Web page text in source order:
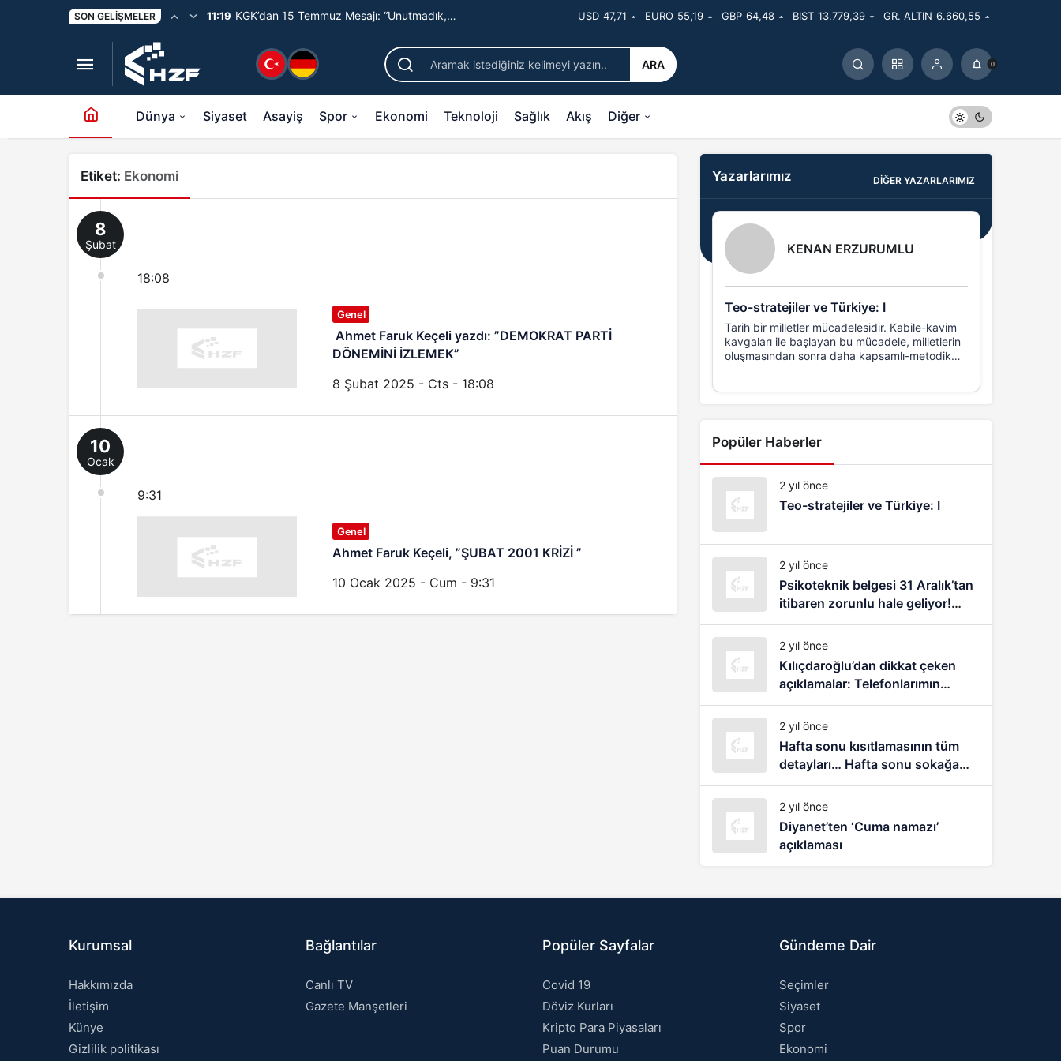
SON GELIŞMELER 11:19 KGK’dan 15 Temmuz Mesajı: “Unutmadık,
Unutturmayacağız”
USD 47,71 EURO 55,19 GBP 64,48 BIST 13.779,39 GR. ALTIN 6.660,55
ARA 0
Dünya Siyaset Asayiş Spor Ekonomi Teknoloji Sağlık Akış Diğer
Etiket: Ekonomi
8
Şubat
18:08
Genel
Ahmet Faruk Keçeli yazdı: ”DEMOKRAT PARTİ
DÖNEMİNİ İZLEMEK”
8 Şubat 2025 - Cts - 18:08
10
Ocak
9:31
Genel
Ahmet Faruk Keçeli, ”ŞUBAT 2001 KRİZİ ”
10 Ocak 2025 - Cum - 9:31
Yazarlarımız
KENAN ERZURUMLU
Teo-stratejiler ve Türkiye: I
Tarih bir milletler mücadelesidir. Kabile-kavim
kavgaları ile başlayan bu mücadele, milletlerin
oluşmasından sonra daha kapsamlı-metodik
DIĞER YAZARLARIMIZ
Popüler Haberler
2 yıl önce
Teo-stratejiler ve Türkiye: I
2 yıl önce
Psikoteknik belgesi 31 Aralık’tan
itibaren zorunlu hale geliyor!
1083 lira cezası var
2 yıl önce
Kılıçdaroğlu’dan dikkat çeken
açıklamalar: Telefonlarımın
dinlendiğini, takip edildiğimi
biliyorum
2 yıl önce
Hafta sonu kısıtlamasının tüm
detayları… Hafta sonu sokağa
çıkma yasağı nasıl olacak?
2 yıl önce
Diyanet’ten ‘Cuma namazı’
açıklaması
Kurumsal
Hakkımızda
İletişim
Künye
Gizlilik politikası
Bağlantılar
Canlı TV
Gazete Manşetleri
Popüler Sayfalar
Covid 19
Döviz Kurları
Kripto Para Piyasaları
Puan Durumu
Gündeme Dair
Seçimler
Siyaset
Spor
Ekonomi